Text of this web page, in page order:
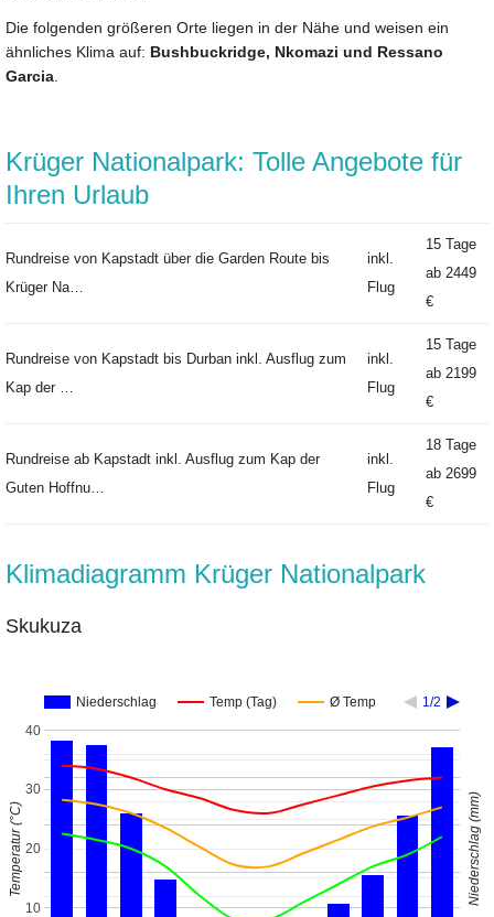
Die folgenden größeren Orte liegen in der Nähe und weisen ein
ähnliches Klima auf: Bushbuckridge, Nkomazi und Ressano
Garcia
Krüger Nationalpark: Tolle Angebote für
Ihren Urlaub
Rundreise von Kapstadt über die Garden Route bis
Krüger Na…
inkl.
Flug
15 Tage
ab 2449
€
Rundreise von Kapstadt bis Durban inkl. Ausflug zum
Kap der …
inkl.
Flug
15 Tage
ab 2199
€
Rundreise ab Kapstadt inkl. Ausflug zum Kap der
Guten Hoffnu…
inkl.
Flug
18 Tage
ab 2699
€
Klimadiagramm Krüger Nationalpark
Skukuza
Niederschlag Temp (Tag) Ø Temp 1/2
10
20
30
40
Temperatur (°C) Niederschlag (mm)